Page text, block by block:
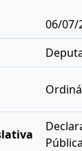
06/07/
Pública